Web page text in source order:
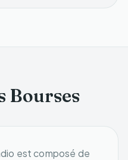
Bourses
est composé de